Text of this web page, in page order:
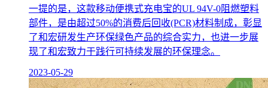
一提的是，这款移动便携式充电宝的UL 94V-0阻燃塑料
部件，是由超过50%的消费后回收(PCR)材料制成，彰显
了和宏研发生产环保绿色产品的综合实力，也进一步展
现了和宏致力于践行可持续发展的环保理念。
2023-05-29